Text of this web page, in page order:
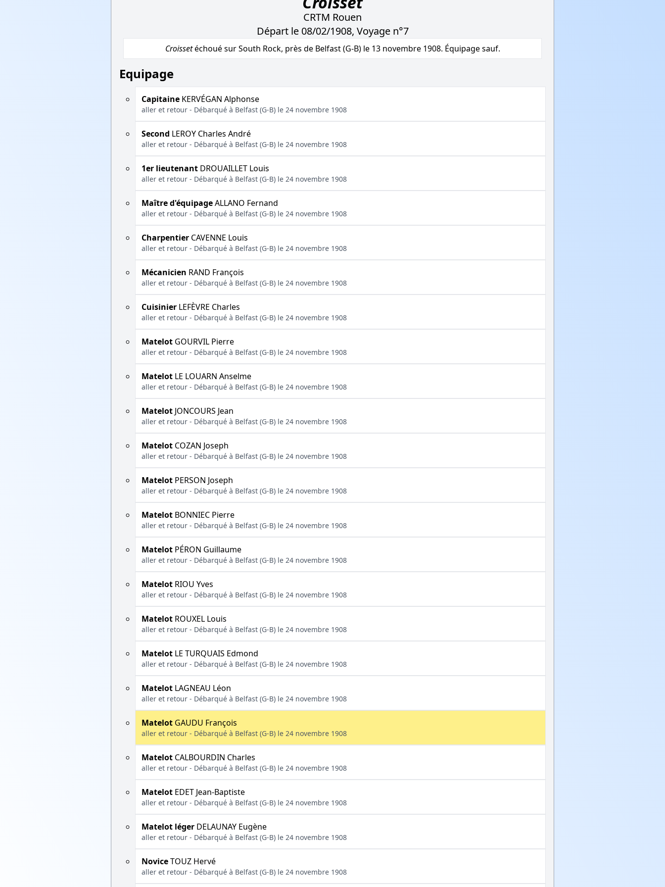
CRTM Rouen
Départ le 08/02/1908, Voyage n°7
Croissetéchoué sur South Rock, près de Belfast (G-B) le 13 novembre 1908. Équipage sauf.
Equipage
Capitaine KERVÉGAN Alphonse
aller et retour - Débarqué à Belfast (G-B) le 24 novembre 1908
Second LEROY Charles André
aller et retour - Débarqué à Belfast (G-B) le 24 novembre 1908
1er lieutenant DROUAILLET Louis
aller et retour - Débarqué à Belfast (G-B) le 24 novembre 1908
Maître d'équipageALLANO Fernand
aller et retour - Débarqué à Belfast (G-B) le 24 novembre 1908
Charpentier CAVENNE Louis
aller et retour - Débarqué à Belfast (G-B) le 24 novembre 1908
Mécanicien RAND François
aller et retour - Débarqué à Belfast (G-B) le 24 novembre 1908
Cuisinier LEFÈVRE Charles
aller et retour - Débarqué à Belfast (G-B) le 24 novembre 1908
Matelot GOURVIL Pierre
aller et retour - Débarqué à Belfast (G-B) le 24 novembre 1908
Matelot LE LOUARN Anselme
aller et retour - Débarqué à Belfast (G-B) le 24 novembre 1908
Matelot JONCOURS Jean
aller et retour - Débarqué à Belfast (G-B) le 24 novembre 1908
Matelot COZAN Joseph
aller et retour - Débarqué à Belfast (G-B) le 24 novembre 1908
Matelot PERSON Joseph
aller et retour - Débarqué à Belfast (G-B) le 24 novembre 1908
Matelot BONNIEC Pierre
aller et retour - Débarqué à Belfast (G-B) le 24 novembre 1908
Matelot PÉRON Guillaume
aller et retour - Débarqué à Belfast (G-B) le 24 novembre 1908
Matelot RIOU Yves
aller et retour - Débarqué à Belfast (G-B) le 24 novembre 1908
Matelot ROUXEL Louis
aller et retour - Débarqué à Belfast (G-B) le 24 novembre 1908
Matelot LE TURQUAIS Edmond
aller et retour - Débarqué à Belfast (G-B) le 24 novembre 1908
Matelot LAGNEAU Léon
aller et retour - Débarqué à Belfast (G-B) le 24 novembre 1908
Matelot GAUDU François
aller et retour - Débarqué à Belfast (G-B) le 24 novembre 1908
Matelot CALBOURDIN Charles
aller et retour - Débarqué à Belfast (G-B) le 24 novembre 1908
Matelot EDET Jean-Baptiste
aller et retour - Débarqué à Belfast (G-B) le 24 novembre 1908
Matelot léger DELAUNAY Eugène
aller et retour - Débarqué à Belfast (G-B) le 24 novembre 1908
NoviceTOUZ Hervé
aller et retour - Débarqué à Belfast (G-B) le 24 novembre 1908